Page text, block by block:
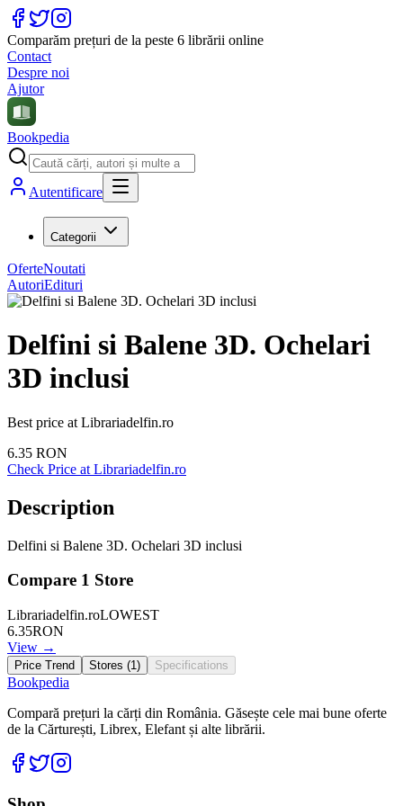
Comparăm prețuri de la peste 6 librării online
Contact
Despre noi
Ajutor
Bookpedia
Autentificare
Categorii
OferteNoutati
AutoriEdituri
Delfini si Balene 3D. Ochelari
3D inclusi
Best price at Librariadelfin.ro
6.35 RON
Check Price at Librariadelfin.ro
Description
Delfini si Balene 3D. Ochelari 3D inclusi
Compare 1 Store
Librariadelfin.roLOWEST
6.35RON
View →
Price Trend Stores (1) Specifications
Bookpedia
Compară prețuri la cărți din România. Găsește cele mai bune oferte
de la Cărturești, Librex, Elefant și alte librării.
Facebook
Twitter